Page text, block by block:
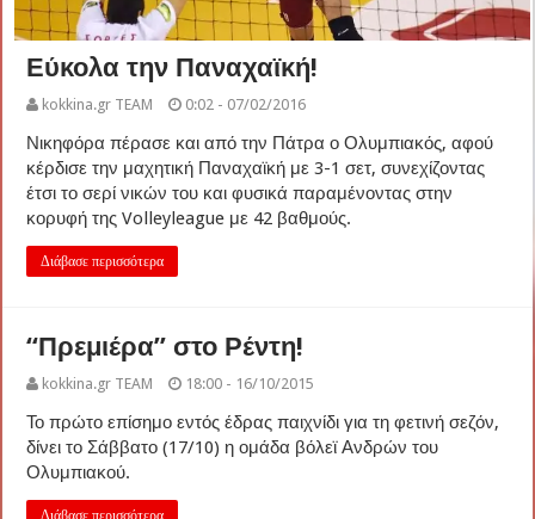
Εύκολα την Παναχαϊκή!
kokkina.gr TEAM 0:02 - 07/02/2016
Νικηφόρα πέρασε και από την Πάτρα ο Ολυμπιακός, αφού
κέρδισε την μαχητική Παναχαϊκή με 3-1 σετ, συνεχίζοντας
έτσι το σερί νικών του και φυσικά παραμένοντας στην
κορυφή της Volleyleague με 42 βαθμούς.
Διάβασε περισσότερα
“Πρεμιέρα” στο Ρέντη!
kokkina.gr TEAM 18:00 - 16/10/2015
Το πρώτο επίσημο εντός έδρας παιχνίδι για τη φετινή σεζόν,
δίνει το Σάββατο (17/10) η ομάδα βόλεϊ Ανδρών του
Ολυμπιακού.